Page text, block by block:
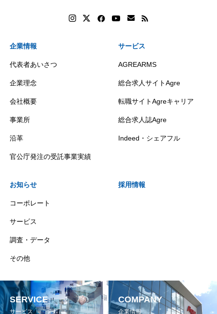
企業情報
代表者あいさつ
企業理念
会社概要
事業所
沿革
官公庁発注の受託事業実績
サービス
AGREARMS
総合求人サイトAgre
転職サイトAgreキャリア
総合求人誌Agre
Indeed・シェアフル
お知らせ
コーポレート
サービス
調査・データ
その他
採用情報
SERVICE
サービス
COMPANY
企業情報